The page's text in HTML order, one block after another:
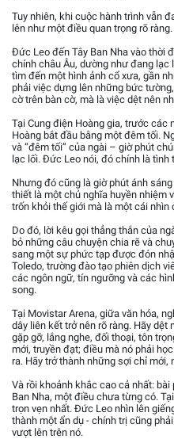
Tuy nhiên, khi cuộc hành trình vẫn
lên như một điều quan trọng rõ ràng.
Đức Leo đến Tây Ban Nha vào thời
chính châu Âu, dường như đang
tìm đến một hình ảnh cổ xưa, gần
phải việc dựng lên những bức
cờ trên bàn cờ, mà là việc dệt nên
Tại Cung điện Hoàng gia, trước
Hoàng bắt đầu bằng một đêm tối.
và “đêm tối” của ngài – giờ phút
lạc lối. Đức Leo nói, đó chính là tình
Nhưng đó cũng là giờ phút ánh
thiết là một chủ nghĩa huyền nhiệm
trốn khỏi thế giới mà là một cái
Do đó, lời kêu gọi thẳng thắn của
bỏ những câu chuyện chia rẽ và
sang một sự phức tạp được đón
Toledo, trường đào tạo phiên dịch
các ngôn ngữ, tín ngưỡng và các
song.
Tại Movistar Arena, giữa văn hóa,
dây liên kết trở nên rõ ràng. Hãy
gặp gỡ, lắng nghe, đối thoại, tôn
mới, truyền đạt; điều mà nó phải
ra. Hãy trở thành những sợi chỉ mới,
Và rồi khoảnh khắc cao cả nhất:
Ban Nha, một điều chưa từng có.
trọn vẹn nhất. Đức Leo nhìn lên
thành một ẩn dụ - chính trị cũng
vượt lên trên nó.